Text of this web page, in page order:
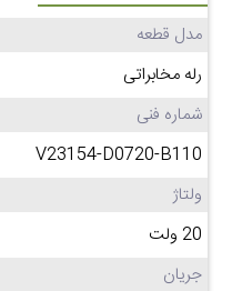
مدل قطعه
رله مخابراتی
شماره فنی
V23154-D0720-B110
ولتاژ
20 ولت
جریان